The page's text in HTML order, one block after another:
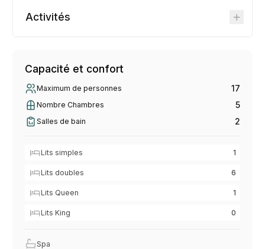
Activités
Capacité et confort
Maximum de personnes 17
Nombre Chambres 5
Salles de bain 2
Lits simples 1
Lits doubles 6
Lits Queen 1
Lits King 0
Spa